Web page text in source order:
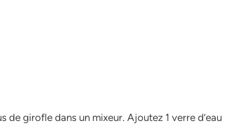
de girofle dans un mixeur. Ajoutez 1 verre d’eau